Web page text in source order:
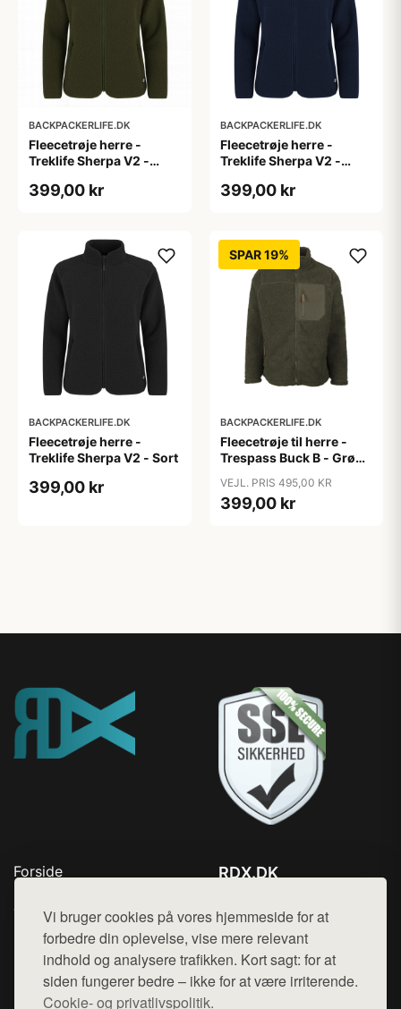
Vi bruger cookies på vores hjemmeside for at
forbedre din oplevelse, vise mere relevant
indhold og analysere trafikken. Kort sagt: for at
siden fungerer bedre – ikke for at være irriterende.
Cookie- og privatlivspolitik.
BACKPACKERLIFE.DK
Fleecetrøje herre -
Treklife Sherpa V2 -
399,00 kr
BACKPACKERLIFE.DK
Fleecetrøje herre -
Treklife Sherpa V2 -
399,00 kr
BACKPACKERLIFE.DK
Fleecetrøje herre -
Treklife Sherpa V2 - Sort
399,00 kr
SPAR 19%
BACKPACKERLIFE.DK
Fleecetrøje til herre -
Trespass Buck B - Grøn
VEJL. PRIS 495,00 KR
399,00 kr
Forside
Top Rabatter
Blog
Kontakt
RDX.DK
Mail: hej@want.dk
Cookie- og privatlivspolitik